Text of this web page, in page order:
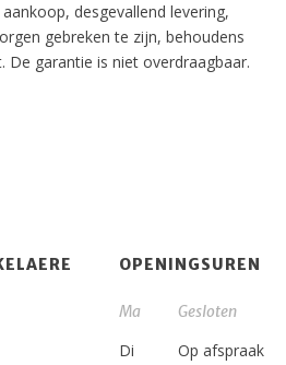
desgevallend levering,
gebreken te zijn, behoudens
De garantie is niet overdraagbaar.
OPENINGSUREN
Ma
Di
Gesloten
Op afspraak